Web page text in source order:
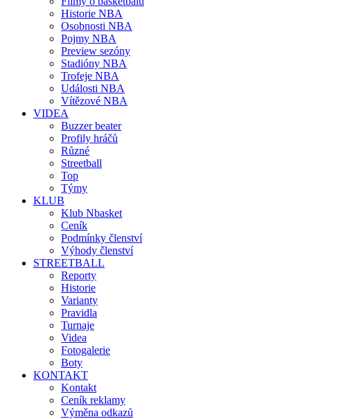
Historie NBA
Osobnosti NBA
Pojmy NBA
Preview sezóny
Stadióny NBA
Trofeje NBA
Události NBA
Vítězové NBA
VIDEA
Buzzer beater
Profily hráčů
Různé
Streetball
Top
Týmy
KLUB
Klub Nbasket
Ceník
Podmínky členství
Výhody členství
STREETBALL
Reporty
Historie
Varianty
Pravidla
Turnaje
Videa
Fotogalerie
Boty
KONTAKT
Kontakt
Ceník reklamy
Výměna odkazů